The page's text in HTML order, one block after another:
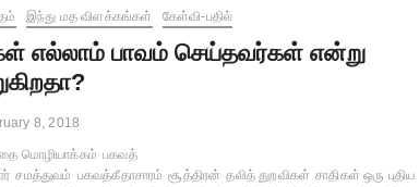
இந்து மத விளக்கங்கள் கேள்வி-பதில்
எல்லாம் பாவம் செய்தவர்கள் என்று
8, 2018
மொழியாக்கம் பகவத்
சமத்துவம் பகவத்கீதாசாரம் சூத்திரன் தலித் துறவிகள் சாதிகள் ஒரு புதிய